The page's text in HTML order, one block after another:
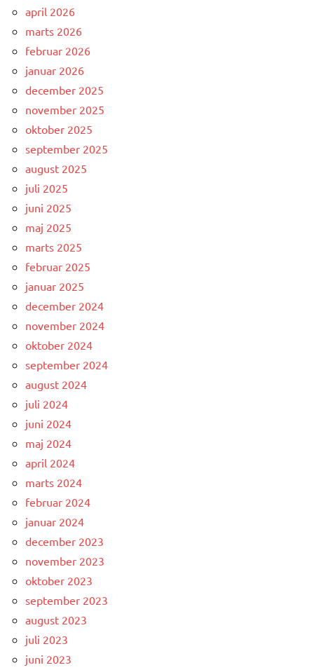
april 2026
marts 2026
februar 2026
januar 2026
december 2025
november 2025
oktober 2025
september 2025
august 2025
juli 2025
juni 2025
maj 2025
marts 2025
februar 2025
januar 2025
december 2024
november 2024
oktober 2024
september 2024
august 2024
juli 2024
juni 2024
maj 2024
april 2024
marts 2024
februar 2024
januar 2024
december 2023
november 2023
oktober 2023
september 2023
august 2023
juli 2023
juni 2023